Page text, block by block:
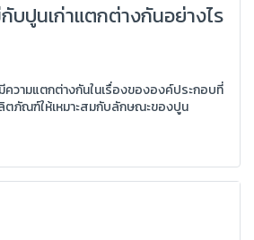
บปูนเก่าแตกต่างกันอย่างไร
ความแตกต่างกันในเรื่องขององค์ประกอบที่
ภัณฑ์ให้เหมาะสมกับลักษณะของปูน